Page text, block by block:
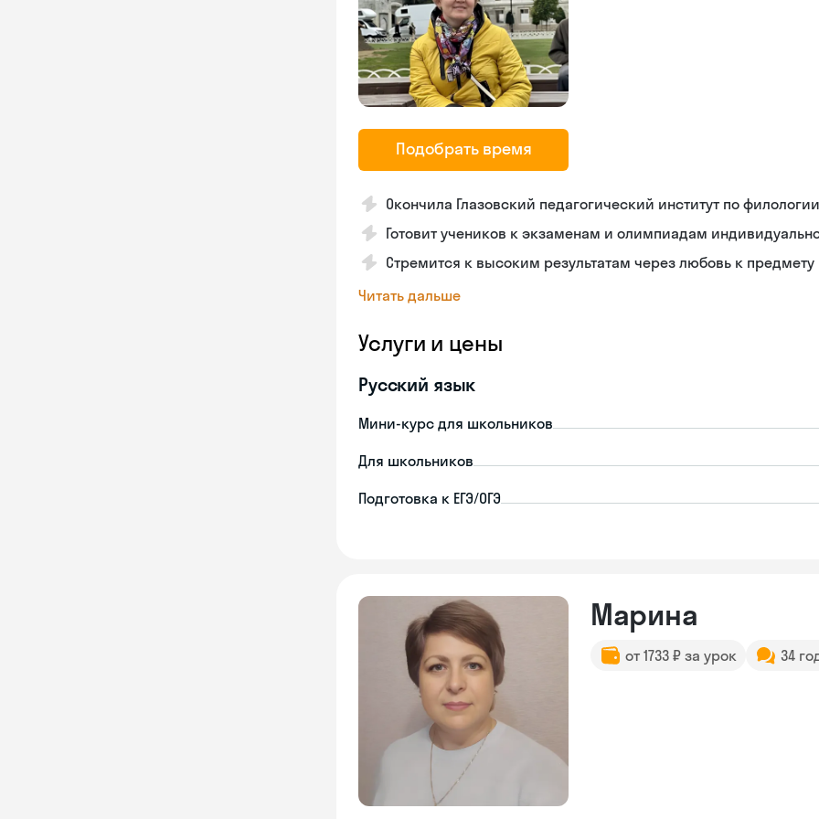
Подобрать время
Окончила Глазовский педагогический институт по филологии
Готовит учеников к экзаменам и олимпиадам
Стремится к высоким результатам через любовь к предмету
Читать дальше
Услуги и цены
Русский язык
Мини-курс для школьников
Для школьников
Подготовка к ЕГЭ/ОГЭ
Марина
от 1733 ₽ за урок 34